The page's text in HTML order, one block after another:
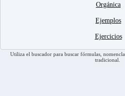
Orgánica
Ejemplos
Ejercicios
Utiliza el buscador para buscar fórmulas,
tradicional.